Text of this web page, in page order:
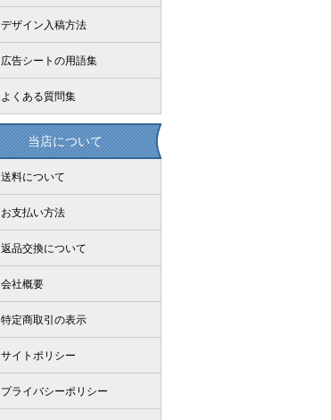
デザイン入稿方法
広告シートの用語集
よくある質問集
当店について
送料について
お支払い方法
返品交換について
会社概要
特定商取引の表示
サイトポリシー
プライバシーポリシー